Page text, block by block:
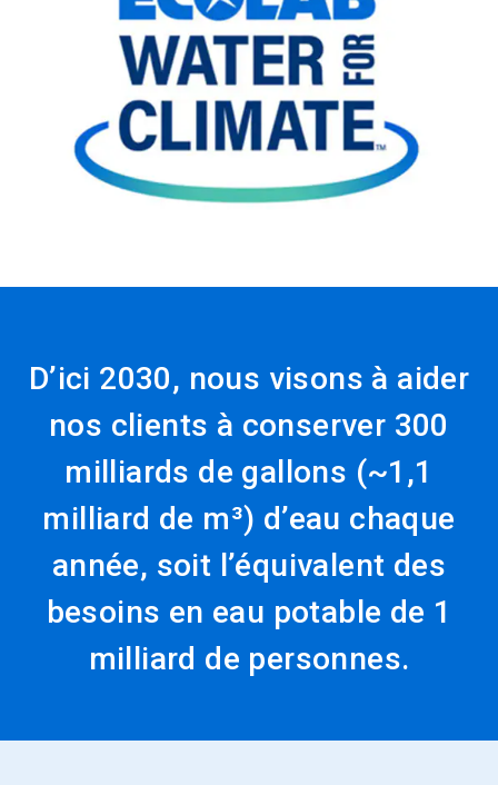
D’ici 2030, nous visons à aider
nos clients à conserver 300
milliards de gallons (~1,1
milliard de m³) d’eau chaque
année, soit l’équivalent des
besoins en eau potable de 1
milliard de personnes.